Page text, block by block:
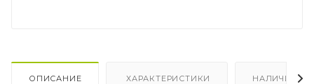
ОПИСАНИЕ ХАРАКТЕРИСТИКИ НАЛИЧИЕ